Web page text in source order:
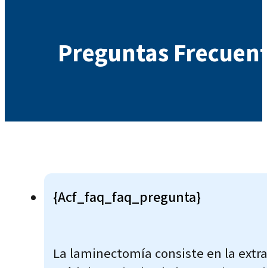
Preguntas
{acf_faq_faq_pregunta}
La laminectomía consiste en la